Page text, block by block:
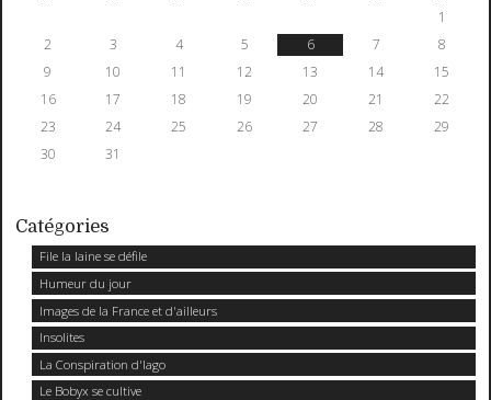
1
2
3 4 5 6 7
8
9
10 11 12 13 14
15
16
17 18 19 20 21
22
23
24 25 26 27 28
29
30
31
Catégories
File la laine se défile
Humeur du jour
Images de la France et d'ailleurs
Insolites
La Conspiration d'Iago
Le Bobyx se cultive